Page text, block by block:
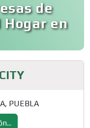
de
en
PUEBLA